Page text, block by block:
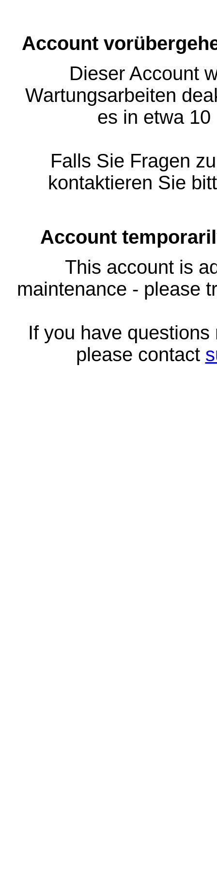
Account
Dieser Account
Wartungsarbeiten
es in etwa
Falls Sie Fragen
kontaktieren Sie
Account
This account is
maintenance - please
If you have
please contact